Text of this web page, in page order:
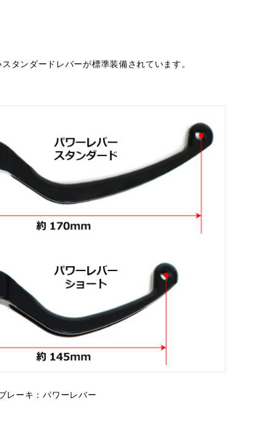
タンダードレバーが標準装備されています。
レーキ：パワーレバー